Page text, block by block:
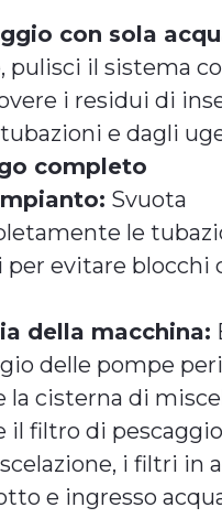
con sola
il sistema
i residui di
e dagli
completo
Svuota
le
per evitare blocchi
della macchina:
delle pompe
la cisterna di
il filtro di
i filtri in
e ingresso